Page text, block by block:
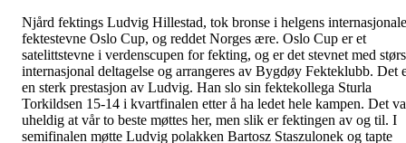
Njård fektings Ludvig Hillestad, tok bronse i helgens internasjonale
fektestevne Oslo Cup, og reddet Norges ære. Oslo Cup er et
satelittstevne i verdenscupen for fekting, og er det stevnet med
internasjonal deltagelse og arrangeres av Bygdøy Fekteklubb. Det
en sterk prestasjon av Ludvig. Han slo sin fektekollega Sturla
Torkildsen 15-14 i kvartfinalen etter å ha ledet hele kampen. Det
uheldig at vår to beste møttes her, men slik er fektingen av og til. I
semifinalen møtte Ludvig polakken Bartosz Staszulonek og tapte